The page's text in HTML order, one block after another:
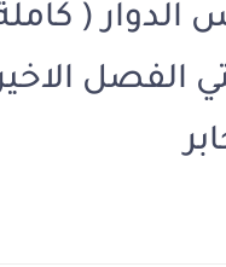
(
الفصل